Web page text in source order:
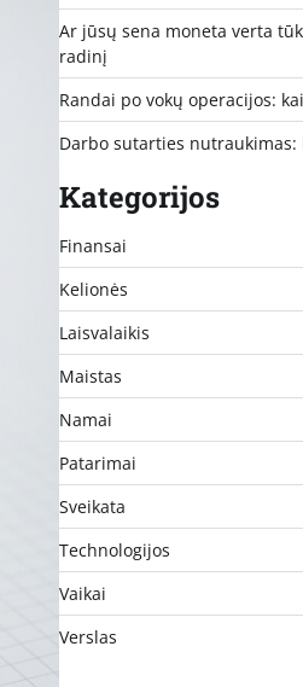
Ar jūsų sena moneta verta
radinį
Randai po vokų operacijos:
Darbo sutarties
Kategorijos
Finansai
Kelionės
Laisvalaikis
Maistas
Namai
Patarimai
Sveikata
Technologijos
Vaikai
Verslas